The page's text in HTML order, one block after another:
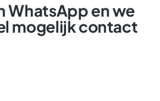
WhatsApp en we
mogelijk contact